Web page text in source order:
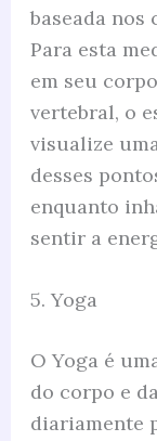
baseada nos
Para esta
em seu
vertebral, o
visualize
desses
enquanto
sentir a
5. Yoga
O Yoga é
do corpo e
diariamente